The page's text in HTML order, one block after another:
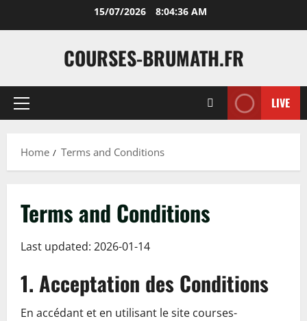
15/07/2026 8:04:37 AM
COURSES-BRUMATH.FR
Primary
LIVE
Home Terms and Conditions
Terms and Conditions
Last updated: 2026-01-14
1. Acceptation des Conditions
En accédant et en utilisant le site courses-